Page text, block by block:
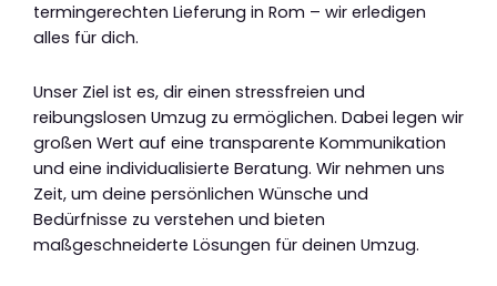
termingerechten Lieferung in Rom – wir erledigen
alles für dich.
Unser Ziel ist es, dir einen stressfreien und
reibungslosen Umzug zu ermöglichen. Dabei legen wir
großen Wert auf eine transparente Kommunikation
und eine individualisierte Beratung. Wir nehmen uns
Zeit, um deine persönlichen Wünsche und
Bedürfnisse zu verstehen und bieten
maßgeschneiderte Lösungen für deinen Umzug.